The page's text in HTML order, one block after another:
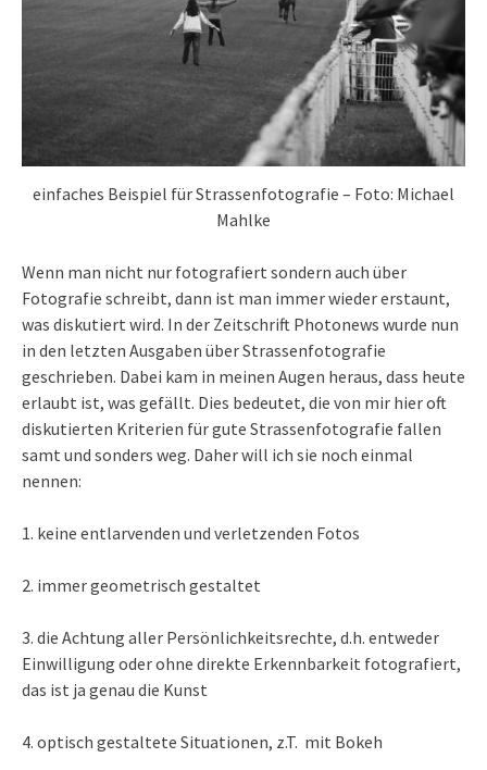
einfaches Beispiel für Strassenfotografie – Foto: Michael
Mahlke
Wenn man nicht nur fotografiert sondern auch über
Fotografie schreibt, dann ist man immer wieder erstaunt,
was diskutiert wird. In der Zeitschrift Photonews wurde nun
in den letzten Ausgaben über Strassenfotografie
geschrieben. Dabei kam in meinen Augen heraus, dass heute
erlaubt ist, was gefällt. Dies bedeutet, die von mir hier oft
diskutierten Kriterien für gute Strassenfotografie fallen
samt und sonders weg. Daher will ich sie noch einmal
nennen:
1. keine entlarvenden und verletzenden Fotos
2. immer geometrisch gestaltet
3. die Achtung aller Persönlichkeitsrechte, d.h. entweder
Einwilligung oder ohne direkte Erkennbarkeit fotografiert,
das ist ja genau die Kunst
4. optisch gestaltete Situationen, z.T. mit Bokeh